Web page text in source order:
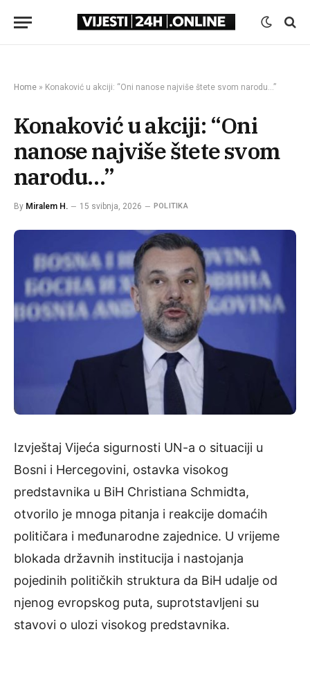
Home » Konaković u akciji: “Oni nanose najviše štete svom narodu…”
Konaković u akciji: “Oni
nanose najviše štete svom
narodu…”
By Miralem H. 15 svibnja, 2026 POLITIKA
Izvještaj Vijeća sigurnosti UN-a o situaciji u
Bosni i Hercegovini, ostavka visokog
predstavnika u BiH Christiana Schmidta,
otvorilo je mnoga pitanja i reakcije domaćih
političara i međunarodne zajednice. U vrijeme
blokada državnih institucija i nastojanja
pojedinih političkih struktura da BiH udalje od
njenog evropskog puta, suprotstavljeni su
stavovi o ulozi visokog predstavnika.